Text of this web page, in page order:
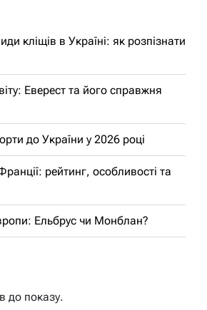
кліщів в Україні: як розпізнати
Еверест та його справжня
до України у 2026 році
рейтинг, особливості та
Ельбрус чи Монблан?
до показу.